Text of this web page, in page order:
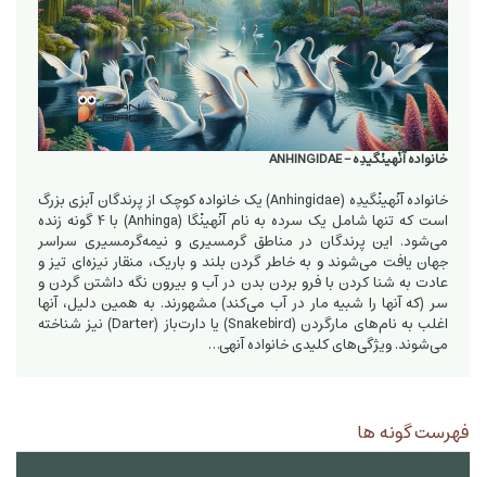
خانواده آنْهینْگیدِه - ANHINGIDAE
خانواده آنْهینْگیدِه (Anhingidae) یک خانواده کوچک از پرندگان آبزی بزرگ
است که تنها شامل یک سرده به نام آنْهینْگا (Anhinga) با 4 گونه زنده
می‌شود. این پرندگان در مناطق گرمسیری و نیمه‌گرمسیری سراسر
جهان یافت می‌شوند و به خاطر گردن بلند و باریک، منقار نیزه‌ای تیز و
عادت به شنا کردن با فرو بردن بدن در آب و بیرون نگه داشتن گردن و
سر (که آنها را شبیه مار در آب می‌کند) مشهورند. به همین دلیل، آنها
اغلب به نام‌های مارگردن (Snakebird) یا دارت‌باز (Darter) نیز شناخته
می‌شوند. ویژگی‌های کلیدی خانواده آنهی…
فهرست گونه ها